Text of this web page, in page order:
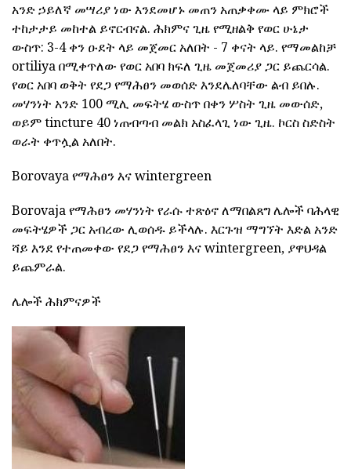
አንድ ኃይለኛ መሣሪያ ነው እንደመሆኑ መጠን አጠቃቀሙ ላይ ምክሮች
ተከታታይ መከተል ይኖርብናል. ሕክምና ጊዜ የሚዘልቅ የወር ሁኔታ
ውስጥ: 3-4 ቀን ዑደት ላይ መጀመር አለበት - 7 ቀናት ላይ. የማመልከቻ
ortiliya በሚቀጥለው የወር አበባ ክፍለ ጊዜ መጀመሪያ ጋር ይጨርሳል.
የወር አበባ ወቅት የደጋ የማሕፀን መወሰድ እንደሌለባቸው ልብ ይበሉ.
መሃንነት አንድ 100 ሚሊ መፍትሄ ውስጥ በቀን ሦስት ጊዜ መውሰድ,
ወይም tincture 40 ነጠብጣብ መልክ አስፈላጊ ነው ጊዜ. ኮርስ ስድስት
ወራት ቀጥሏል አለበት.
Borovaya የማሕፀን እና wintergreen
Borovaja የማሕፀን መሃንነት የራሱ ተጽዕኖ ለማበልጸግ ሌሎች ባሕላዊ
መፍትሄዎች ጋር አብረው ሊወሰዱ ይችላሉ. እርጉዝ ማግኘት እድል አንድ
ሻይ እንደ የተጠመቀው የደጋ የማሕፀን እና wintergreen, ያዋህዳል
ይጨምራል.
ሌሎች ሕክምናዎች